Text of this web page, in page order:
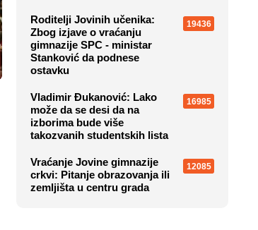
Roditelji Jovinih učenika:
Zbog izjave o vraćanju
gimnazije SPC - ministar
Stanković da podnese
ostavku
19436
Vladimir Đukanović: Lako
može da se desi da na
izborima bude više
takozvanih studentskih lista
16985
Vraćanje Jovine gimnazije
crkvi: Pitanje obrazovanja ili
zemljišta u centru grada
12085